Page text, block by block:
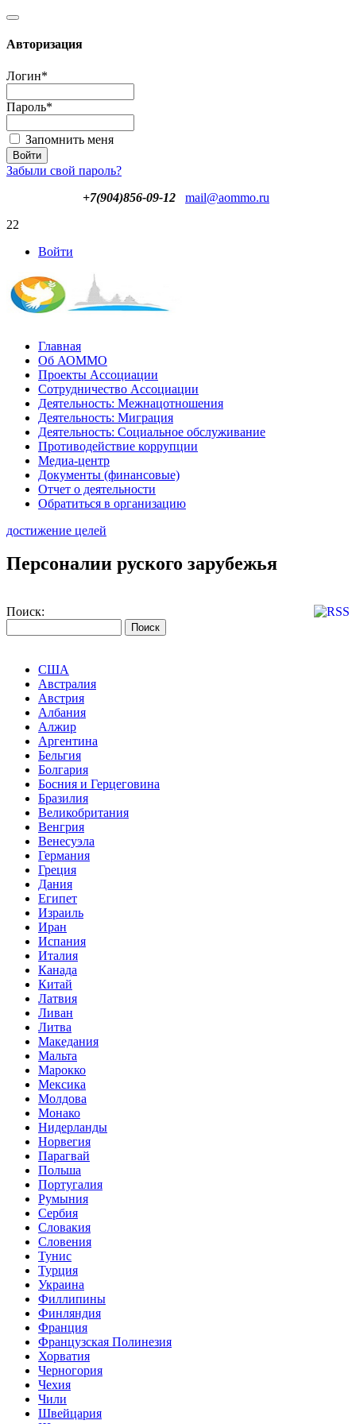
Авторизация
Логин*
Пароль*
Запомнить меня
Забыли свой пароль?
+7(904)856-09-12
mail@aommo.ru
22
Войти
Главная
Об АОММО
Проекты Ассоциации
Сотрудничество Ассоциации
Деятельность: Межнацотношения
Деятельность: Миграция
Деятельность: Социальное обслуживание
Противодействие коррупции
Медиа-центр
Документы (финансовые)
Отчет о деятельности
Обратиться в организацию
достижение целей
Персоналии руского зарубежья
Поиск:
США
Австралия
Австрия
Албания
Алжир
Аргентина
Бельгия
Болгария
Босния и Герцеговина
Бразилия
Великобритания
Венгрия
Венесуэла
Германия
Греция
Дания
Египет
Израиль
Иран
Испания
Италия
Канада
Китай
Латвия
Ливан
Литва
Македания
Мальта
Марокко
Мексика
Молдова
Монако
Нидерланды
Норвегия
Парагвай
Польша
Португалия
Румыния
Сербия
Словакия
Словения
Тунис
Турция
Украина
Филлипины
Финляндия
Франция
Французская Полинезия
Хорватия
Черногория
Чехия
Чили
Швейцария